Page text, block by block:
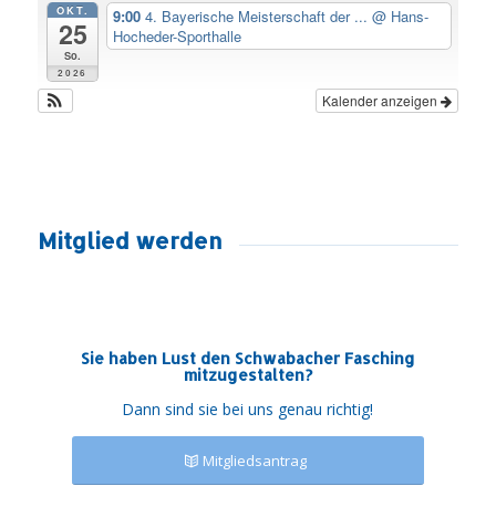
OKT.
25
So.
2026
9:004. Bayerische Meisterschaft der ...@ Hans-
Hocheder-Sporthalle
Kalender anzeigen
Mitglied werden
Sie haben Lust den Schwabacher Fasching
mitzugestalten?
Dann sind sie bei uns genau richtig!
Mitgliedsantrag